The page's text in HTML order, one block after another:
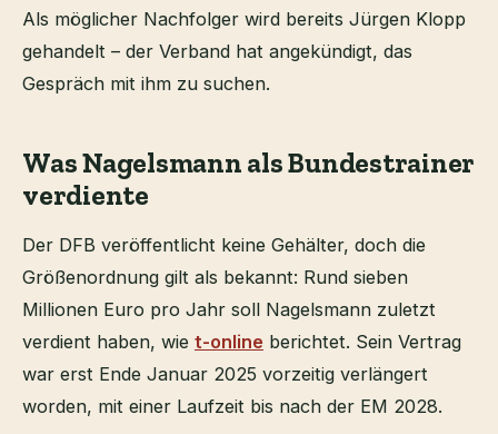
Als möglicher Nachfolger wird bereits Jürgen Klopp
gehandelt – der Verband hat angekündigt, das
Gespräch mit ihm zu suchen.
Was Nagelsmann als Bundestrainer
verdiente
Der DFB veröffentlicht keine Gehälter, doch die
Größenordnung gilt als bekannt: Rund sieben
Millionen Euro pro Jahr soll Nagelsmann zuletzt
verdient haben, wie t-online berichtet. Sein Vertrag
war erst Ende Januar 2025 vorzeitig verlängert
worden, mit einer Laufzeit bis nach der EM 2028.